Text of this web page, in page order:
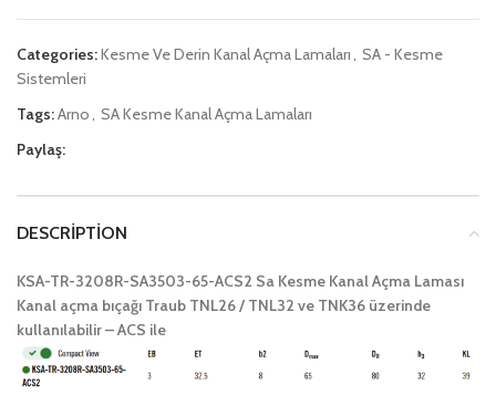
Categories:Kesme Ve Derin Kanal Açma Lamaları
SA - Kesme
Sistemleri
Tags:Arno
SA Kesme Kanal Açma Lamaları
Paylaş:
DESCRIPTION
KSA-TR-3208R-SA3503-65-ACS2 Sa Kesme Kanal Açma Laması
Kanal açma bıçağı Traub TNL26 / TNL32 ve TNK36 üzerinde
kullanılabilir – ACS ile